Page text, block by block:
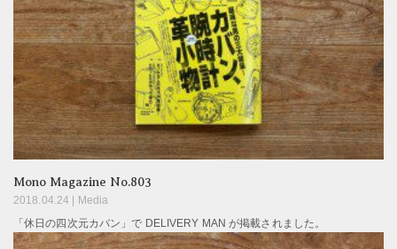
Mono Magazine No.803
2018.04.24 |
Media
「休日の四次元カバン」で DELIVERY MAN が掲載されました。